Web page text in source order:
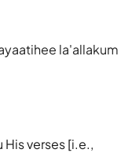
la'allakum
His verses [i.e.,